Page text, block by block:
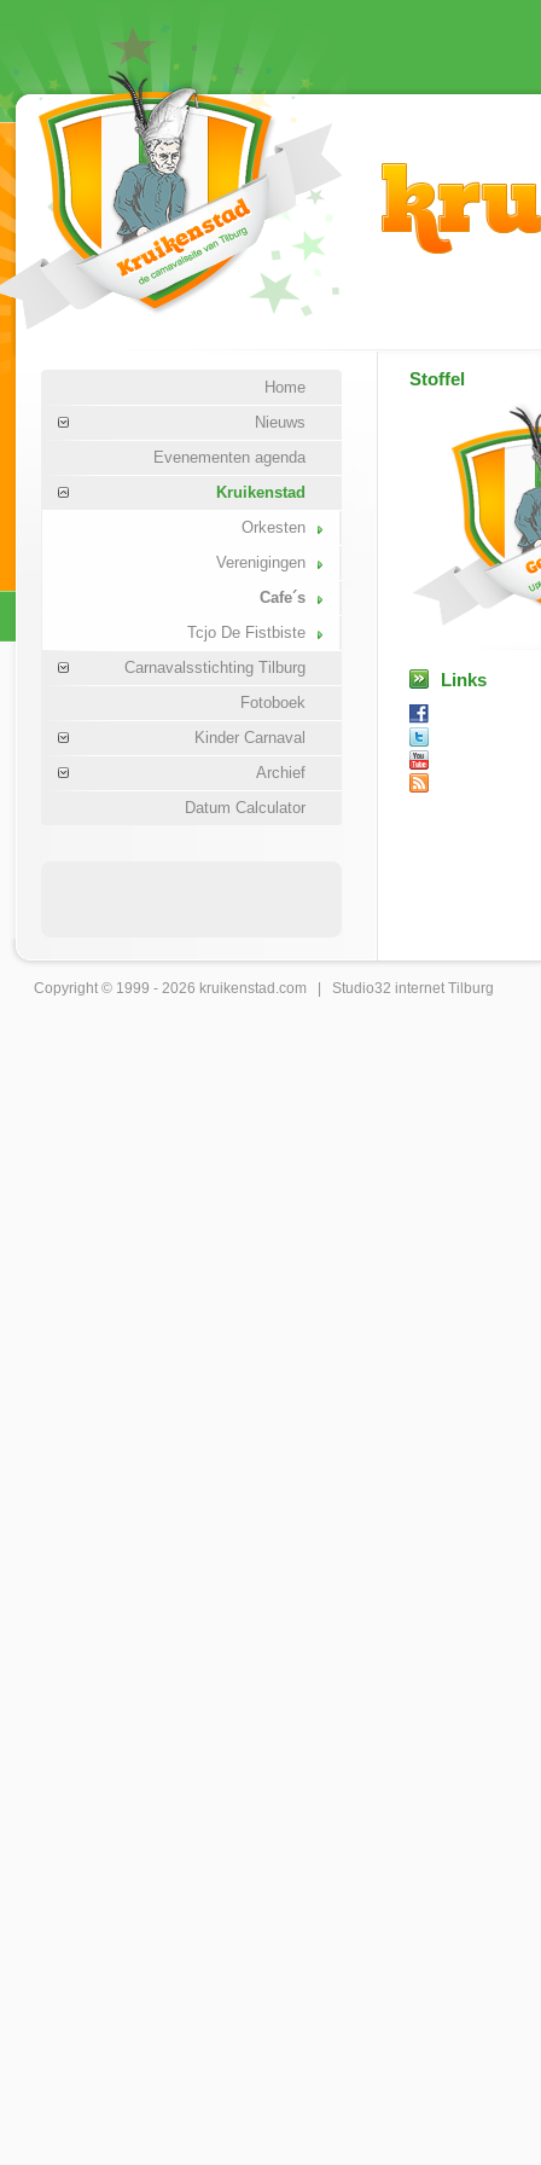
Home
Nieuws
Evenementen agenda
Kruikenstad
Orkesten
Verenigingen
Cafe´s
Tcjo De Fistbiste
Carnavalsstichting Tilburg
Fotoboek
Kinder Carnaval
Archief
Datum Calculator
Stoffel
Links
Copyright © 1999 - 2026 kruikenstad .com | Studio32 internet Tilburg